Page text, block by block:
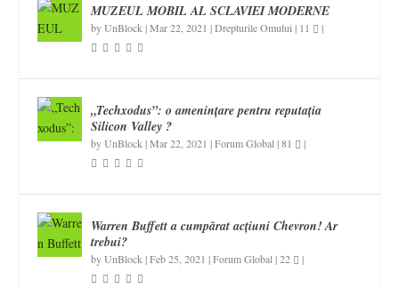
MUZEUL MOBIL AL SCLAVIEI MODERNE
byUnBlock |Mar 22, 2021 |Drepturile Omului | 11 |
„Techxodus”: o amenințare pentru reputația
Silicon Valley ?
byUnBlock |Mar 22, 2021 |Forum Global |81 |
Warren Buffett a cumpărat acțiuni Chevron! Ar
trebui?
byUnBlock |Feb 25, 2021 |Forum Global |22 |